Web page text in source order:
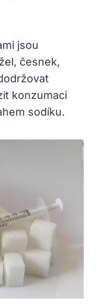
jsou
česnek,
konzumaci
sodíku.